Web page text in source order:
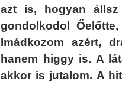
azt is, hogyan
gondolkodol
Imádkozom azért,
hanem higgy is. A
akkor is jutalom. A